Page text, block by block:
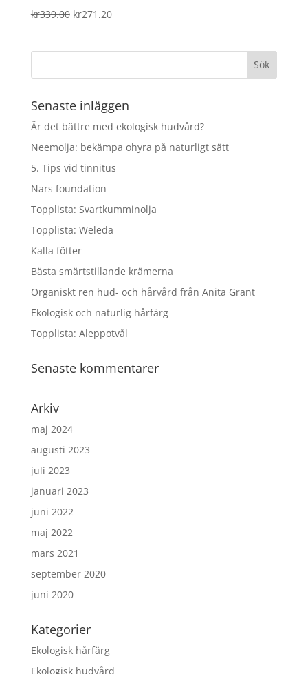
kr339.00 Det
kr339.00.
kr271.20Det
kr271.20.
Senaste inläggen
Är det bättre med ekologisk hudvård?
Neemolja: bekämpa ohyra på naturligt sätt
5. Tips vid tinnitus
Nars foundation
Topplista: Svartkumminolja
Topplista: Weleda
Kalla fötter
Bästa smärtstillande krämerna
Organiskt ren hud- och hårvård från Anita Grant
Ekologisk och naturlig hårfärg
Topplista: Aleppotvål
Senaste kommentarer
Arkiv
maj 2024
augusti 2023
juli 2023
januari 2023
juni 2022
maj 2022
mars 2021
september 2020
juni 2020
Kategorier
Ekologisk hårfärg
Ekologisk hudvård